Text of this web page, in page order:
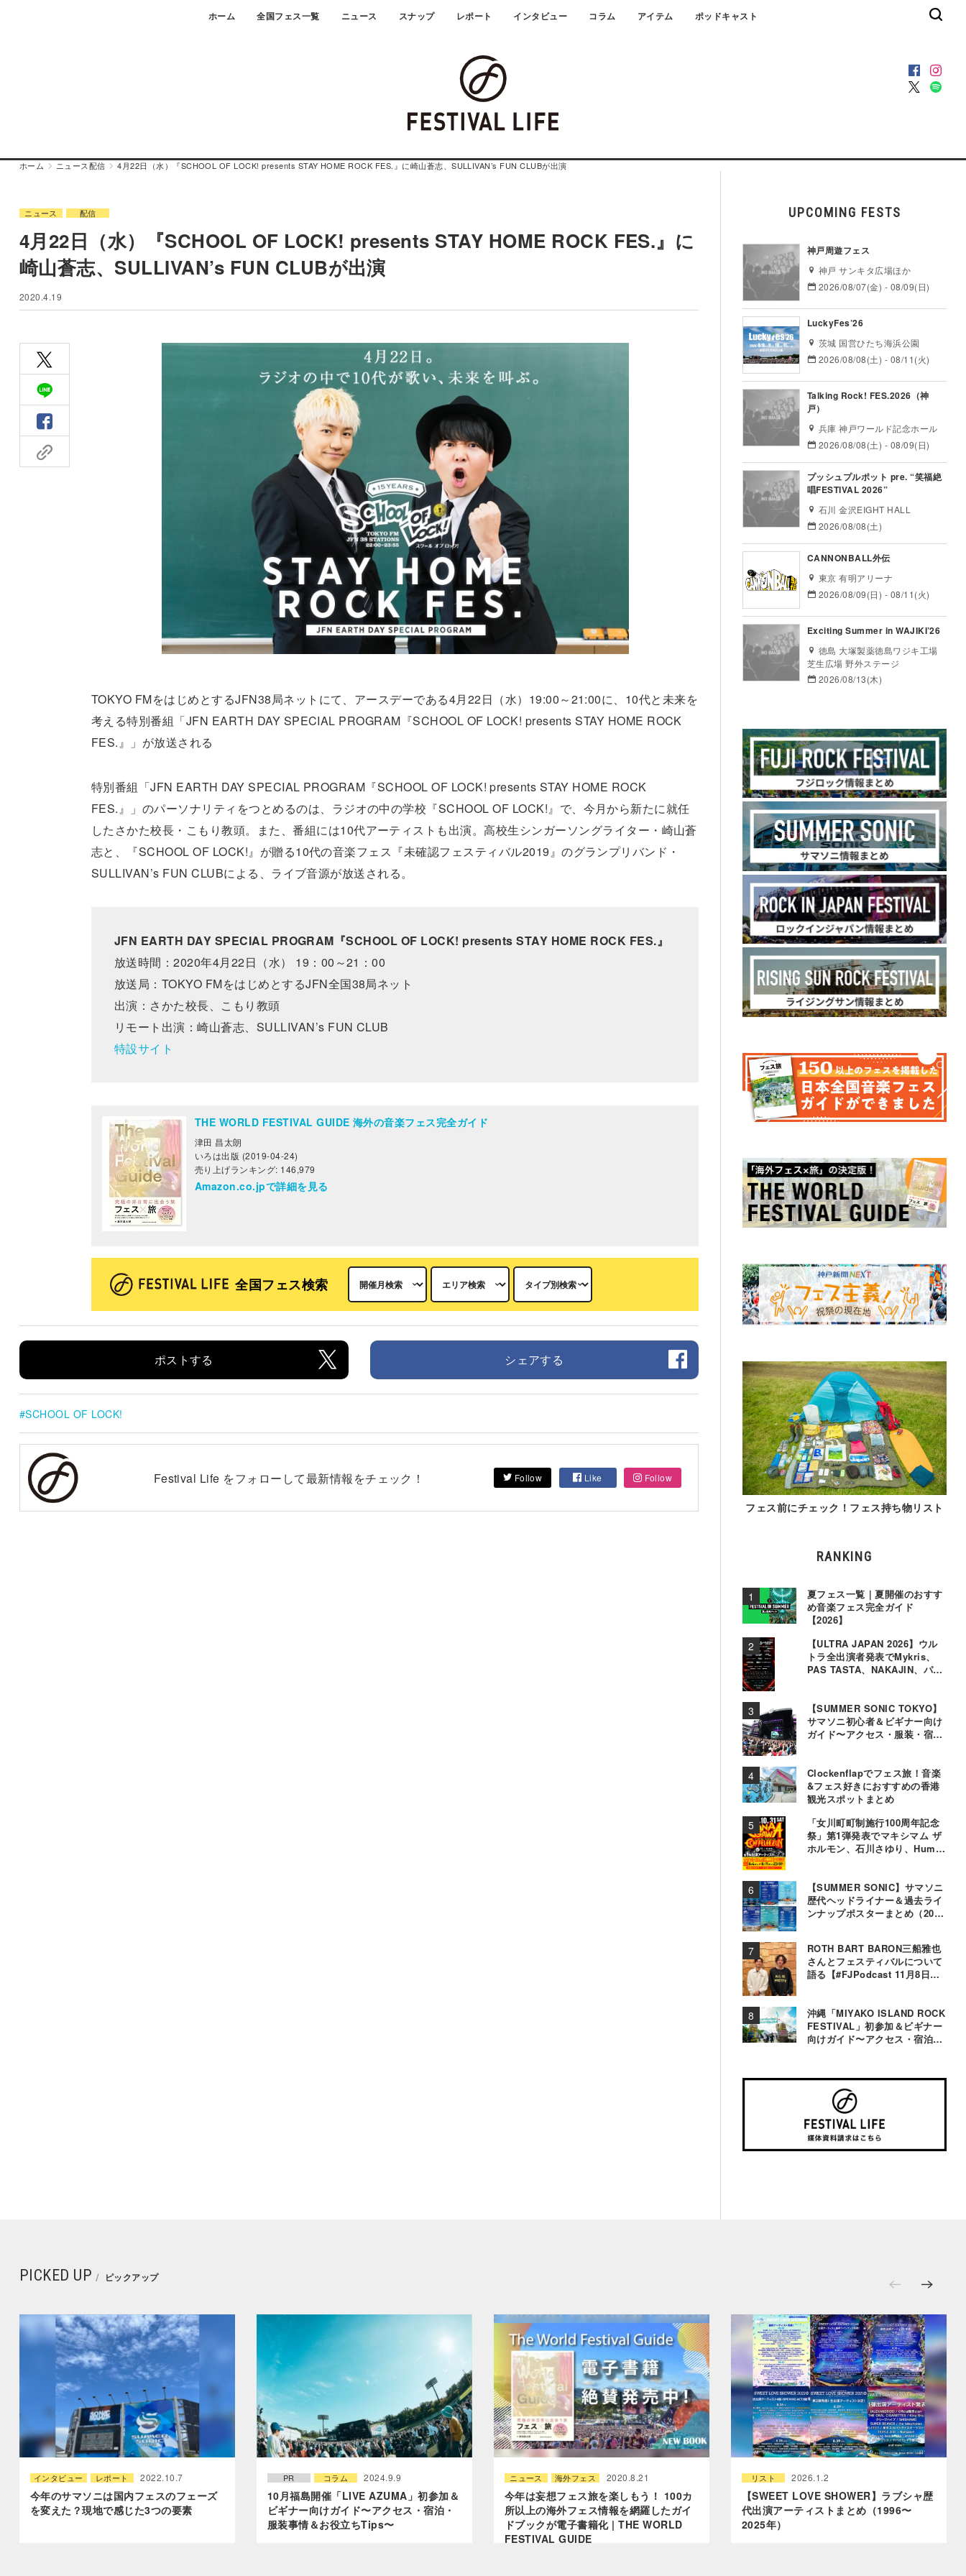
ホーム 全国フェス一覧 ニュース スナップ レポート インタビュー コラム アイテム ポッドキャスト
ホーム ニュース配信 4月22日（水）『SCHOOL OF LOCK! presents STAY HOME ROCK FES.』に崎山蒼志、SULLIVAN’s FUN CLUBが出演
ニュース 配信
4月22日（水）『SCHOOL OF LOCK! presents STAY HOME ROCK FES.』に
崎山蒼志、SULLIVAN’s FUN CLUBが出演
2020.4.19
TOKYO FMをはじめとするJFN38局ネットにて、アースデーである4月22日（水）19:00～21:00に、10代と未来を
考える特別番組「JFN EARTH DAY SPECIAL PROGRAM『SCHOOL OF LOCK! presents STAY HOME ROCK
FES.』」が放送される
特別番組「JFN EARTH DAY SPECIAL PROGRAM『SCHOOL OF LOCK! presents STAY HOME ROCK
FES.』」のパーソナリティをつとめるのは、ラジオの中の学校『SCHOOL OF LOCK!』で、今月から新たに就任
したさかた校長・こもり教頭。また、番組には10代アーティストも出演。高校生シンガーソングライター・崎山蒼
志と、『SCHOOL OF LOCK!』が贈る10代の音楽フェス『未確認フェスティバル2019』のグランプリバンド・
SULLIVAN’s FUN CLUBによる、ライブ音源が放送される。
JFN EARTH DAY SPECIAL PROGRAM『SCHOOL OF LOCK! presents STAY HOME ROCK FES.』
放送時間：2020年4月22日（水） 19：00～21：00
放送局：TOKYO FMをはじめとするJFN全国38局ネット
出演：さかた校長、こもり教頭
リモート出演：崎山蒼志、SULLIVAN’s FUN CLUB
特設サイト
THE WORLD FESTIVAL GUIDE 海外の音楽フェス完全ガイド
津田 昌太朗
いろは出版 (2019-04-24)
売り上げランキング: 146,979
Amazon.co.jpで詳細を見る
全国フェス検索
ポストする シェアする
SCHOOL OF LOCK!
Festival Life をフォローして最新情報をチェック！ Follow Like Follow
UPCOMING FESTS
神戸周遊フェス
神戸 サンキタ広場ほか
2026/08/07(金) - 08/09(日)
LuckyFes’26
茨城 国営ひたち海浜公園
2026/08/08(土) - 08/11(火)
Talking Rock! FES.2026（神
戸）
兵庫 神戸ワールド記念ホール
2026/08/08(土) - 08/09(日)
プッシュプルポット pre. “笑福絶
唱FESTIVAL 2026”
石川 金沢EIGHT HALL
2026/08/08(土)
CANNONBALL外伝
東京 有明アリーナ
2026/08/09(日) - 08/11(火)
Exciting Summer in WAJIKI’26
徳島 大塚製薬徳島ワジキ工場
芝生広場 野外ステージ
2026/08/13(木)
フェス前にチェック！フェス持ち物リスト
RANKING
夏フェス一覧｜夏開催のおすす
め音楽フェス完全ガイド
【2026】
【ULTRA JAPAN 2026】ウル
トラ全出演者発表でMykris、
PAS TASTA、NAKAJIN、パソ
【SUMMER SONIC TOKYO】
サマソニ初心者＆ビギナー向け
ガイド〜アクセス・服装・宿泊
Clockenflapでフェス旅！音楽
&フェス好きにおすすめの香港
観光スポットまとめ
「女川町町制施行100周年記念
祭」第1弾発表でマキシマム ザ
ホルモン、石川さゆり、Hump
【SUMMER SONIC】サマソニ
歴代ヘッドライナー＆過去ライ
ンナップポスターまとめ（2000
ROTH BART BARON三船雅也
さんとフェスティバルについて
語る【#FJPodcast 11月8日配
沖縄「MIYAKO ISLAND ROCK
FESTIVAL」初参加＆ビギナー
向けガイド〜アクセス・宿泊・
PICKED UP ピックアップ
インタビュー レポート 2022.10.7
今年のサマソニは国内フェスのフェーズ
を変えた？現地で感じた3つの要素
PR コラム 2024.9.9
10月福島開催「LIVE AZUMA」初参加＆
ビギナー向けガイド〜アクセス・宿泊・
服装事情＆お役立ちTips〜
ニュース 海外フェス 2020.8.21
今年は妄想フェス旅を楽しもう！ 100カ
所以上の海外フェス情報を網羅したガイ
ドブックが電子書籍化 | THE WORLD
FESTIVAL GUIDE
リスト 2026.1.2
【SWEET LOVE SHOWER】ラブシャ歴
代出演アーティストまとめ（1996〜
2025年）